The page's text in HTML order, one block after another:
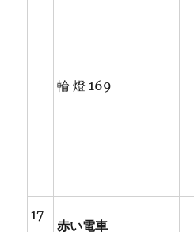
輪 燈 169
17
赤い電車